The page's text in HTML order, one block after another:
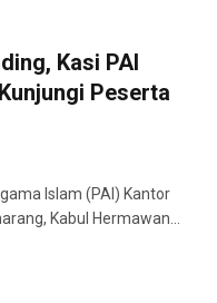
Kasi PAI
Peserta
Islam (PAI) Kantor
Kabul Hermawan…